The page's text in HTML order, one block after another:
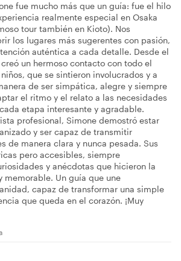
fue mucho más que un guía: fue el hilo
realmente especial en Osaka
tour también en Kioto). Nos
los lugares más sugerentes con pasión,
auténtica a cada detalle. Desde el
un hermoso contacto con todo el
que se sintieron involucrados y a
de ser simpática, alegre y siempre
el ritmo y el relato a las necesidades
etapa interesante y agradable.
profesional, Simone demostró estar
y ser capaz de transmitir
de manera clara y nunca pesada. Sus
pero accesibles, siempre
y anécdotas que hicieron la
memorable. Un guía que une
capaz de transformar una simple
que queda en el corazón. ¡Muy